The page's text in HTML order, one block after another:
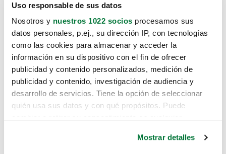
Uso responsable de sus datos
Nosotros y nuestros 1022 socios procesamos sus
datos personales, p.ej., su dirección IP, con tecnologías
como las cookies para almacenar y acceder la
información en su dispositivo con el fin de ofrecer
publicidad y contenido personalizados, medición de
publicidad y contenido, investigación de audiencia y
desarrollo de servicios. Tiene la opción de seleccionar
quién usa sus datos y con qué propósitos. Puede
Mostrar detalles
Lo sentimos, no sabemos como
te hemos traido hasta aquí.
Pero puedes encontrar el coche que estás
buscando en alguno de estos enlaces: